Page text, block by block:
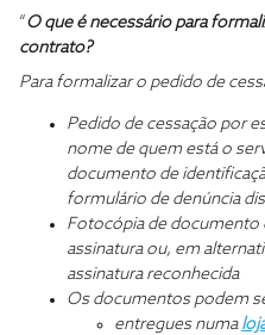
“O que é necessário para
contrato?
Para formalizar o pedido de
Pedido de cessação por
nome de quem está o
documento de
formulário de denúncia
Fotocópia de documento
assinatura ou, em
assinatura reconhecida
Os documentos podem
entregues numa